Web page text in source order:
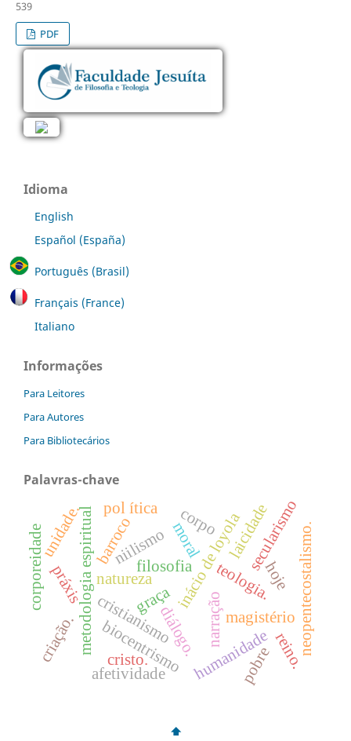
539
PDF
Idioma
English
Español (España)
Português (Brasil)
Français (France)
Italiano
Informações
Para Leitores
Para Autores
Para Bibliotecários
Palavras-chave
cristianismo
graça
diálogo.
inácio de loyola
narração
metodologia espiritualbarroco
natureza
filosofia
magistério
teologia.
niilismo secularismo
biocentrismo
criação.
moral
corpo
pol ítica
humanidade
cristo.
práxis
pobre
unidade. laicidade neopentecostalismo.
afetividade
hoje
corporeidade
reino.
⬆